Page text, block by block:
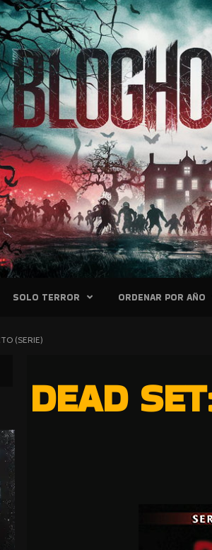
SOLO TERROR ORDENAR POR AÑO
(SERIE)
DEAD